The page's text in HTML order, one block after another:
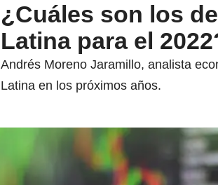
¿Cuáles son los
Latina para el
Andrés Moreno Jaramillo, analista
Latina en los próximos años.